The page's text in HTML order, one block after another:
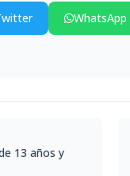
WhatsApp
13 años y